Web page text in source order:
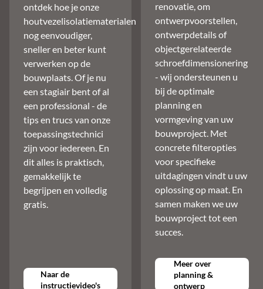
ontdek hoe je onze
houtvezelisolatiematerialen
nog eenvoudiger,
sneller en beter kunt
verwerken op de
bouwplaats. Of je nu
een stagiair bent of al
een professional - de
tips en trucs van onze
toepassingstechnici
zijn voor iedereen. En
dit alles is praktisch,
gemakkelijk te
begrijpen en volledig
gratis.
Naar de
instructievideo's
renovatie, om
ontwerpvoorstellen,
ontwerpdetails of
objectgerelateerde
schroefdimensionering
- wij ondersteunen u
bij de optimale
planning en
vormgeving van uw
bouwproject. Met
concrete filteropties
voor specifieke
uitdagingen vindt u uw
oplossing op maat. En
samen maken we uw
bouwproject tot een
succes.
Meer over
planning &
ontwerp